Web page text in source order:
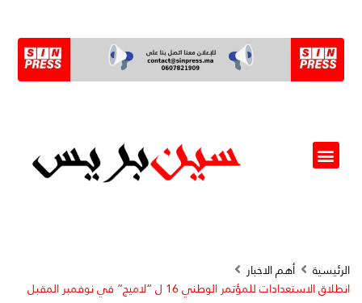
الرئيسية
أهم الاخبار
انطلاق الاستعدادات للمؤتمر الوطني 16 ل “لاميج” في نوفمبر المقبل